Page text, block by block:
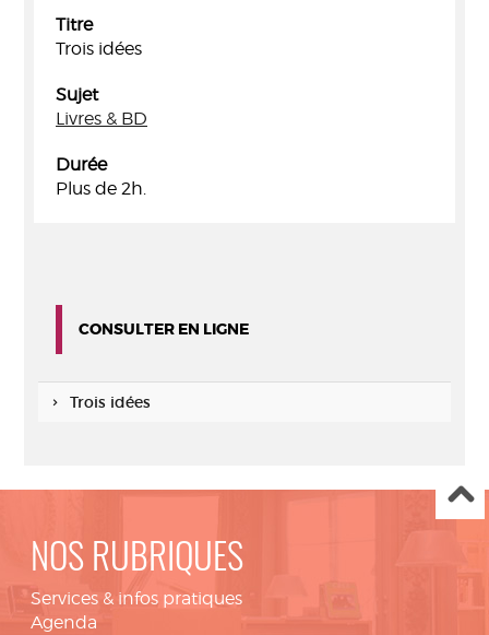
Titre
Trois idées
Sujet
Livres & BD
Durée
Plus de 2h.
CONSULTER EN LIGNE
Trois idées
NOS RUBRIQUES
Services & infos pratiques
Agenda